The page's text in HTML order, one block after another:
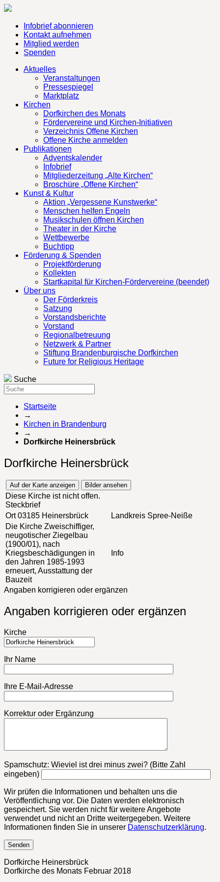
Infobrief abonnieren
Kontakt aufnehmen
Mitglied werden
Spenden
Aktuelles
Veranstaltungen
Pressespiegel
Marktplatz
Kirchen
Dorfkirchen des Monats
Fördervereine und Kirchen-Initiativen
Verzeichnis Offene Kirchen
Offene Kirche anmelden
Publikationen
Adventskalender
Infobrief
Mitgliederzeitung „Alte Kirchen“
Broschüre „Offene Kirchen“
Kunst & Kultur
Aktion „Vergessene Kunstwerke“
Menschen helfen Engeln
Musikschulen öffnen Kirchen
Theater in der Kirche
Wettbewerbe
Buchtipp
Förderung & Spenden
Projektförderung
Kollekten
Startkapital für Kirchen-Fördervereine (beendet)
Über uns
Der Förderkreis
Satzung
Vorstandsberichte
Vorstand
Regionalbetreuung
Netzwerk & Partner
Stiftung Brandenburgische Dorfkirchen
Future for Religious Heritage
Suche
Startseite
→
Kirchen in Brandenburg
→
Dorfkirche Heinersbrück
Dorfkirche Heinersbrück
Auf der Karte anzeigen Bilder ansehen
Diese Kirche ist nicht offen.
Steckbrief
Ort03185 Heinersbrück Landkreis Spree-Neiße
Die Kirche Zweischiffiger,
neugotischer Ziegelbau
(1900/01), nach
Kriegsbeschädigungen in
den Jahren 1985-1993
erneuert, Ausstattung der
Bauzeit
Info
Angaben korrigieren oder ergänzen
Angaben korrigieren oder ergänzen
Kirche
Ihr Name
Ihre E-Mail-Adresse
Korrektur oder Ergänzung
Bitte lasse dieses Feld leer.
Spamschutz: Wieviel ist drei minus zwei? (Bitte Zahl
eingeben)
Wir prüfen die Informationen und behalten uns die
Veröffentlichung vor. Die Daten werden elektronisch
gespeichert. Sie werden nicht für weitere Angebote
verwendet und nicht an Dritte weitergegeben. Weitere
Informationen finden Sie in unserer Datenschutzerklärung.
Dorfkirche Heinersbrück
Dorfkirche des Monats Februar 2018